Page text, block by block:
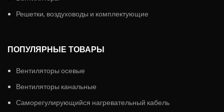
Решетки, воздуховоды и комплектующие
ПОПУЛЯРНЫЕ ТОВАРЫ
Вентиляторы осевые
Вентиляторы канальные
Саморегулирующийся нагревательный кабель